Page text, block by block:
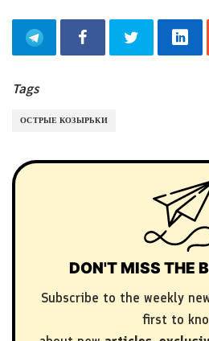
Tags
ОСТРЫЕ КОЗЫРЬКИ
DON'T MISS THE
Subscribe to the weekly
first to